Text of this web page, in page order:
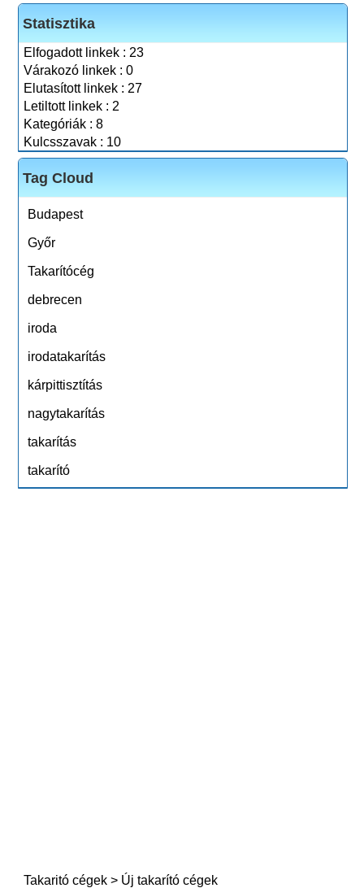
Statisztika
Elfogadott linkek : 23
Várakozó linkek : 0
Elutasított linkek : 27
Letiltott linkek : 2
Kategóriák : 8
Kulcsszavak : 10
Tag Cloud
Budapest
Győr
Takarítócég
debrecen
iroda
irodatakarítás
kárpittisztítás
nagytakarítás
takarítás
takarító
Takaritó cégek > Új takarító cégek